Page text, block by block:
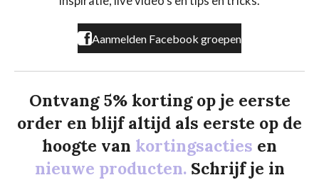
Aanmelden Facebook groepen
Ontvang 5% korting op je eerste
order en blijf altijd als eerste op de
hoogte van kortingsacties en
nieuwe producten. Schrijf je in